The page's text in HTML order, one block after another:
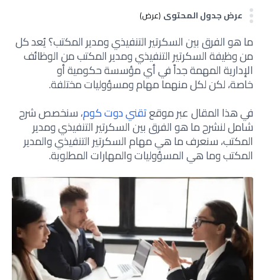
عرض جدول المحتوى (عرض)
ما هو الفرق بين السكرتير التنفيذي ومدير المكتب؟يُعد كل
من وظيفة السكرتير التنفيذي ومدير المكتب من الوظائف
الإدارية المهمة جداً في أي مؤسسة حكومية أو
خاصة،لكن لكل منهما مهام ومسؤوليات مختلفة.
في هذا المقال عبر موقعتقني دوت كوم، سنخصص شرح
شامل لنشرح ما هو الفرق بين السكرتير التنفيذي ومدير
المكتب، سنعرف ما هي مهام السكرتير التنفيذي والمدير
المكتب وما هيالمسؤوليات والمهارات المطلوبة.